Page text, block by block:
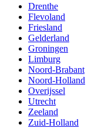
Drenthe
Flevoland
Friesland
Gelderland
Groningen
Limburg
Noord-Brabant
Noord-Holland
Overijssel
Utrecht
Zeeland
Zuid-Holland